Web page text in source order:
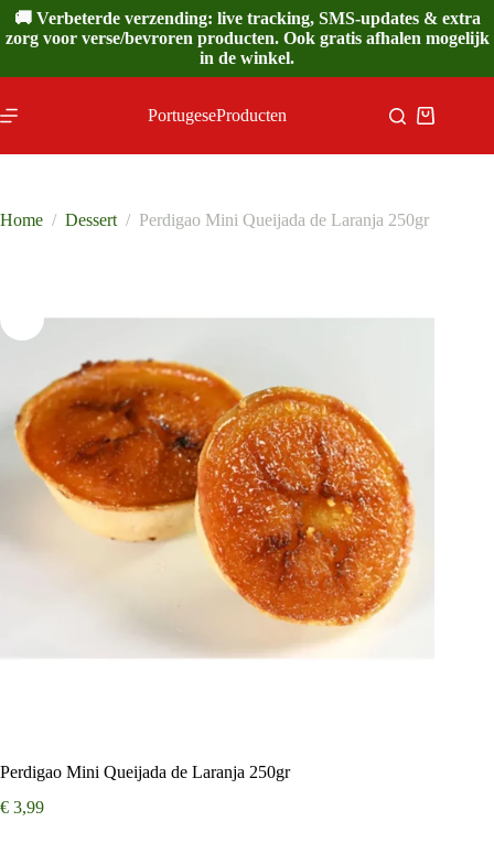
Ga
naar
de
🚚 Verbeterde verzending: live tracking, SMS-updates & extra
zorg voor verse/bevroren producten. Ook gratis afhalen mogelijk
in de winkel.
PortugeseProducten
Home / Dessert / Perdigao Mini Queijada de Laranja 250gr
Perdigao Mini Queijada de Laranja 250gr
€ 3,99